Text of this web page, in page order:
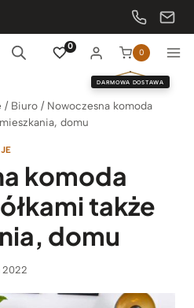
0
0
DARMOWA DOSTAWA
/ Biuro / Nowoczesna komoda
domu
komoda
także
domu
2022